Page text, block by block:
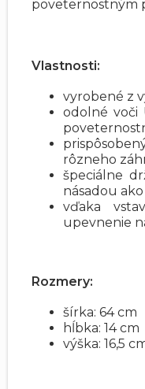
poveternostným
Vlastnosti:
vyrobené z
odolné voči
rôzneho
špeciálne
násadou
vďaka
upevnenie
Rozmery:
šírka: 64 cm
hĺbka: 14 cm
výška: 16,5